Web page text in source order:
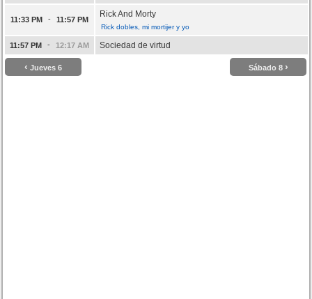
11:33 PM - 11:57 PM
Rick And Morty
Rick dobles, mi mortijer y yo
11:57 PM - 12:17 AM Sociedad de virtud
‹ Jueves 6 Sábado 8 ›